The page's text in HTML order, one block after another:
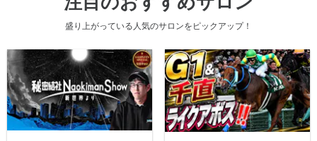
盛り上がっている人気のサロンをピックアップ！